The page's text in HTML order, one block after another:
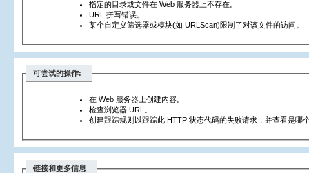
指定的目录或文件在 Web 服务器上不存在。
URL 拼写错误。
某个自定义筛选器或模块(如 URLScan)限制了对该文件的访问。
可尝试的操作:
在 Web 服务器上创建内容。
检查浏览器 URL。
创建跟踪规则以跟踪此 HTTP 状态代码的失败请求，并查看是哪
链接和更多信息